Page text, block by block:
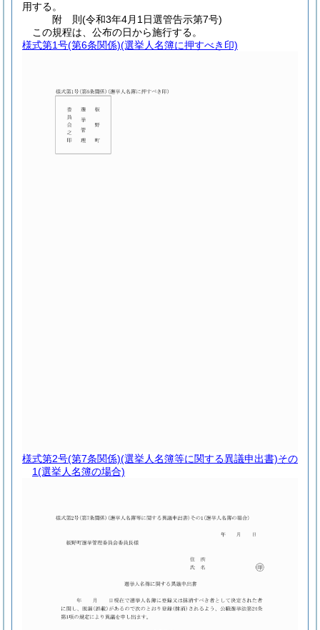
用する。
附 則(令和3年4月1日選管告示第7号)
この規程は、公布の日から施行する。
様式第1号(第6条関係)(選挙人名簿に押すべき印)
様式第2号(第7条関係)(選挙人名簿等に関する異議申出書)その
1(選挙人名簿の場合)